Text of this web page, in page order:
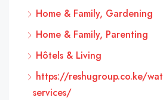
Home & Family, Gardening
Home & Family, Parenting
Hôtels & Living
https://reshugroup.co.ke/
services/